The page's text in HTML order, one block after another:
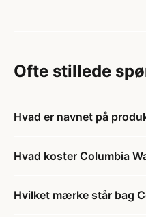
Ofte stillede
Hvad er navnet på
Hvad koster Columbia
Hvilket mærke står bag